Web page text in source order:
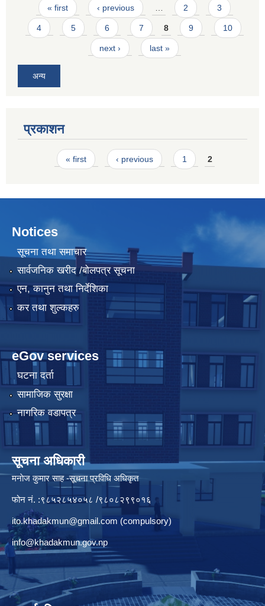
Pages
« first ‹ previous … 2 3
4 5 6 7 8 9 10
next › last »
अन्य
प्रकाशन
Pages« first ‹ previous 1 2
Notices
सूचना तथा समाचार
सार्वजनिक खरीद /बोलपत्र सूचना
एन, कानुन तथा निर्देशिका
कर तथा शुल्कहरु
eGov services
घटना दर्ता
सामाजिक सुरक्षा
नागरिक वडापत्र
सूचना अधिकारी
मनाेज कुमार साह -सूचना प्रविधि अधिकृत
फोन नं. :९८५२८५४०५८ /९८०८२९९०१६
ito.khadakmun@gmail.com (compulsory)
info@khadakmun.gov.np